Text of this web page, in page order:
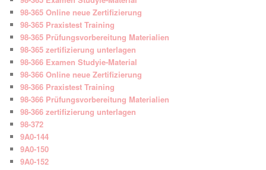
98-365 Online neue Zertifizierung
98-365 Praxistest Training
98-365 Prüfungsvorbereitung Materialien
98-365 zertifizierung unterlagen
98-366 Examen Studyie-Material
98-366 Online neue Zertifizierung
98-366 Praxistest Training
98-366 Prüfungsvorbereitung Materialien
98-366 zertifizierung unterlagen
98-372
9A0-144
9A0-150
9A0-152